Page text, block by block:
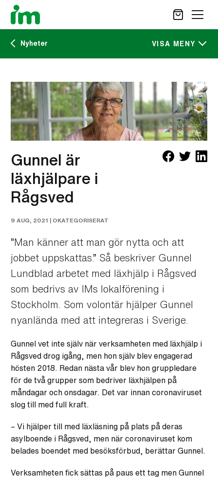
CAREER SITE
VAD VI GÖR
VAD DU KAN GÖRA
AKTUELLT
SÖK
Nyheter VISA MENY
IM:s tidskrift
Nyheter
Gunnel är
läxhjälpare i
Rågsved
9 AUG, 2021 | OKATEGORISERAT
”Man känner att man gör nytta och att
jobbet uppskattas.” Så beskriver Gunnel
Lundblad arbetet med läxhjälp i Rågsved
som bedrivs av IMs lokalförening i
Stockholm. Som volontär hjälper Gunnel
nyanlända med att integreras i Sverige.
Gunnel vet inte själv när verksamheten med läxhjälp i
Rågsved drog igång, men hon själv blev engagerad
hösten 2018. Redan nästa vår blev hon gruppledare
för de två grupper som bedriver läxhjälpen på
måndagar och onsdagar. Det var innan coronaviruset
slog till med full kraft.
– Vi hjälper till med läxläsning på plats på deras
asylboende i Rågsved, men när coronaviruset kom
belades boendet med besöksförbud, berättar Gunnel.
Verksamheten fick sättas på paus ett tag men Gunnel